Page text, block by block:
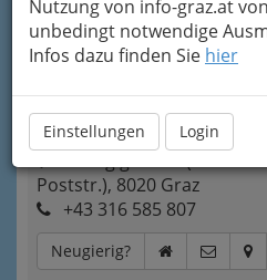
Nutzung von info-graz.at
unbedingt notwendige
Infos dazu finden Sie hier
Einstellungen Login
VinziShop - Schön &
Susanne Hauptmann
Poststr.), 8020 Graz
+43 316 585 807
Neugierig?